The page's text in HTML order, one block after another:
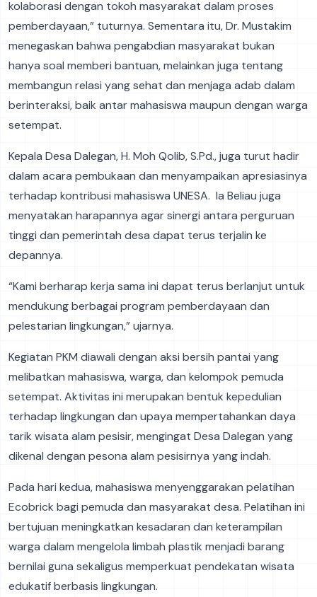
kolaborasi dengan tokoh masyarakat dalam proses
pemberdayaan,” tuturnya. Sementara itu, Dr. Mustakim
menegaskan bahwa pengabdian masyarakat bukan
hanya soal memberi bantuan, melainkan juga tentang
membangun relasi yang sehat dan menjaga adab dalam
berinteraksi, baik antar mahasiswa maupun dengan warga
setempat.
Kepala Desa Dalegan, H. Moh Qolib, S.Pd., juga turut hadir
dalam acara pembukaan dan menyampaikan apresiasinya
terhadap kontribusi mahasiswa UNESA. Ia Beliau juga
menyatakan harapannya agar sinergi antara perguruan
tinggi dan pemerintah desa dapat terus terjalin ke
depannya.
“Kami berharap kerja sama ini dapat terus berlanjut untuk
mendukung berbagai program pemberdayaan dan
pelestarian lingkungan,” ujarnya.
Kegiatan PKM diawali dengan aksi bersih pantai yang
melibatkan mahasiswa, warga, dan kelompok pemuda
setempat. Aktivitas ini merupakan bentuk kepedulian
terhadap lingkungan dan upaya mempertahankan daya
tarik wisata alam pesisir, mengingat Desa Dalegan yang
dikenal dengan pesona alam pesisirnya yang indah.
Pada hari kedua, mahasiswa menyenggarakan pelatihan
Ecobrick bagi pemuda dan masyarakat desa. Pelatihan ini
bertujuan meningkatkan kesadaran dan keterampilan
warga dalam mengelola limbah plastik menjadi barang
bernilai guna sekaligus memperkuat pendekatan wisata
edukatif berbasis lingkungan.